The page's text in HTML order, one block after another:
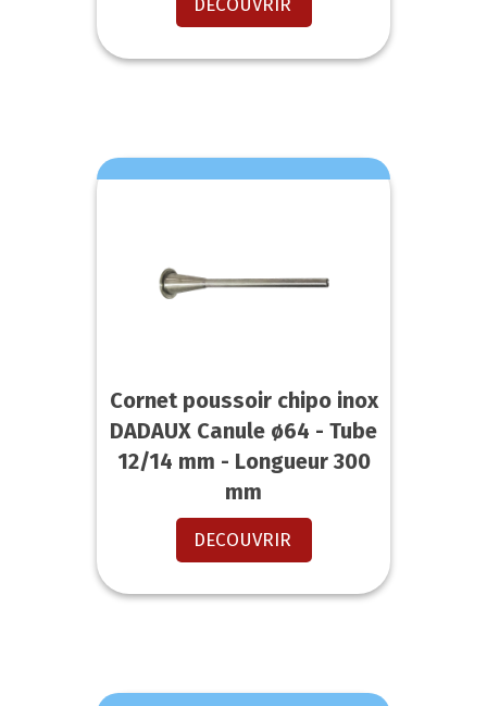
DECOUVRIR
Cornet poussoir chipo inox
DADAUX Canule ø64 - Tube
12/14 mm - Longueur 300
mm
DECOUVRIR